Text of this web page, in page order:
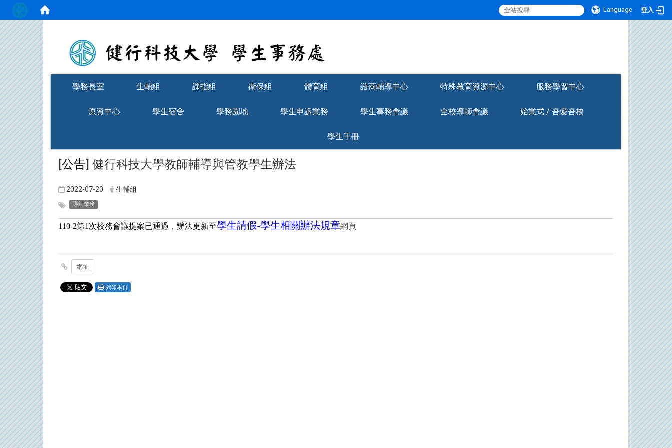
Language 登入
學務長室 生輔組 課指組 衛保組 體育組 諮商輔導中心 特殊教育資源中心 服務學習中心
原資中心 學生宿舍 學務園地 學生申訴業務 學生事務會議 全校導師會議 始業式 / 吾愛吾校
學生手冊
[公告] 健行科技大學教師輔導與管教學生辦法
2022-07-20 生輔組
導師業務
110-2第1次校務會議提案已通過，辦法更新至學生請假-學生相關辦法規章網頁
網址
列印本頁